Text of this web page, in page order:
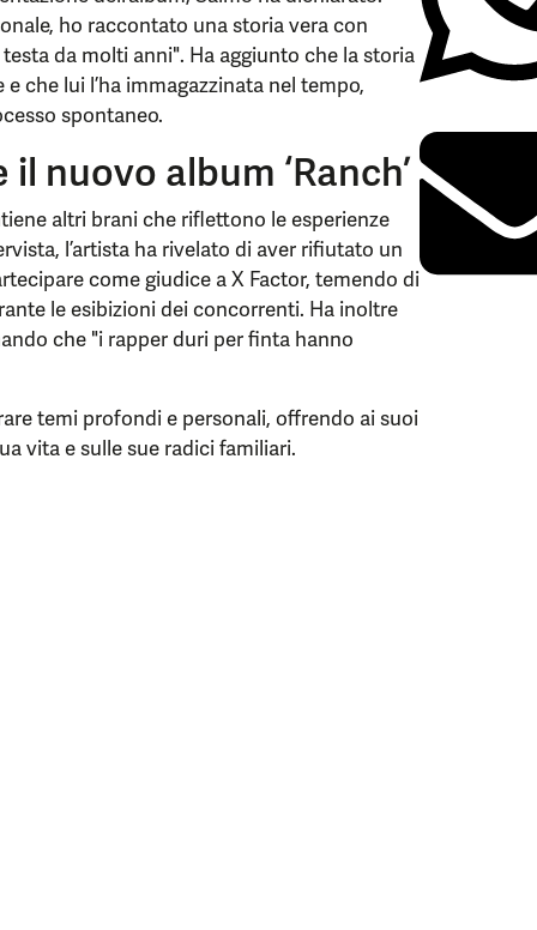
ho raccontato una storia vera con
da molti anni". Ha aggiunto che la storia
che lui l’ha immagazzinata nel tempo,
spontaneo.
nuovo album ‘Ranch’
altri brani che riflettono le esperienze
l’artista ha rivelato di aver rifiutato un
come giudice a X Factor, temendo di
le esibizioni dei concorrenti. Ha inoltre
che "i rapper duri per finta hanno
temi profondi e personali, offrendo ai suoi
vita e sulle sue radici familiari.